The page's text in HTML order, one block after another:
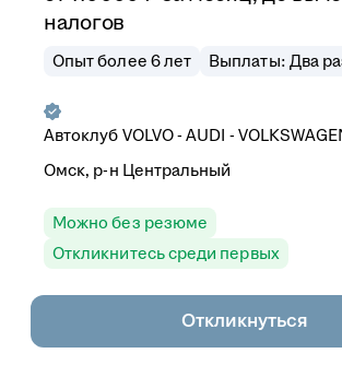
налогов
Опыт более 6 лет Выплаты: Два
Автоклуб VOLVO - AUDI -
Омск, р-н Центральный
Можно без резюме
Откликнитесь среди первых
Откликнуться